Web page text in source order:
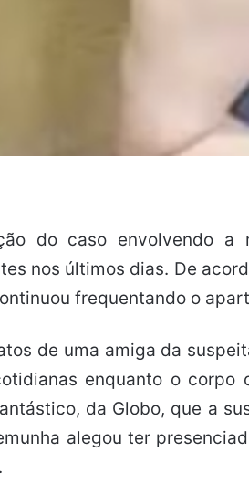
do caso envolvendo a
nos últimos dias. De
frequentando o
de uma amiga da
enquanto o corpo
da Globo, que a
alegou ter